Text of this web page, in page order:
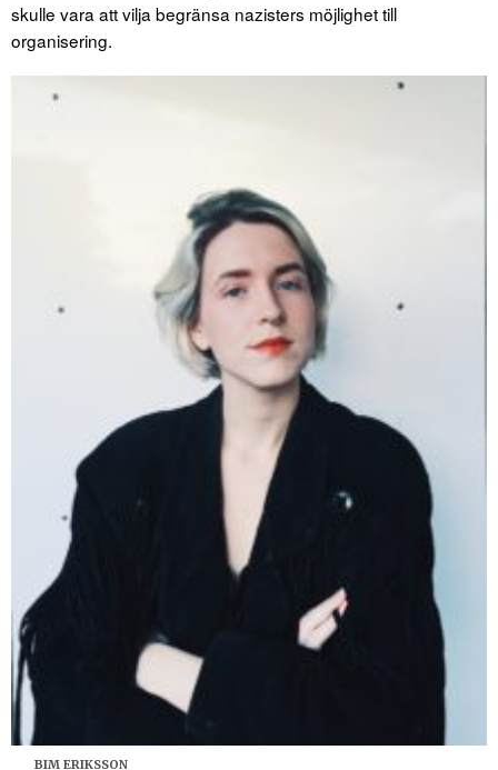
skulle vara att vilja begränsa nazisters möjlighet till
organisering.
BIM ERIKSSON